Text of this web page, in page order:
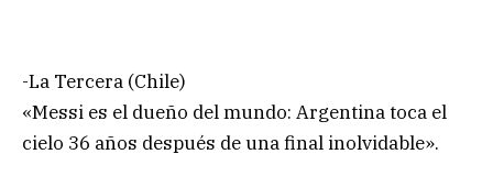
-La Tercera (Chile)
«Messi es el dueño del mundo: Argentina toca el
cielo 36 años después de una final inolvidable».